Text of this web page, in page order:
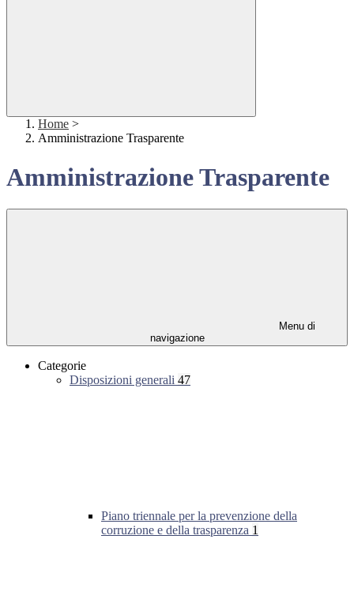
Home >
Amministrazione Trasparente
Amministrazione Trasparente
Menu di
navigazione
Categorie
Disposizioni generali 47
Piano triennale per la prevenzione della
corruzione e della trasparenza 1